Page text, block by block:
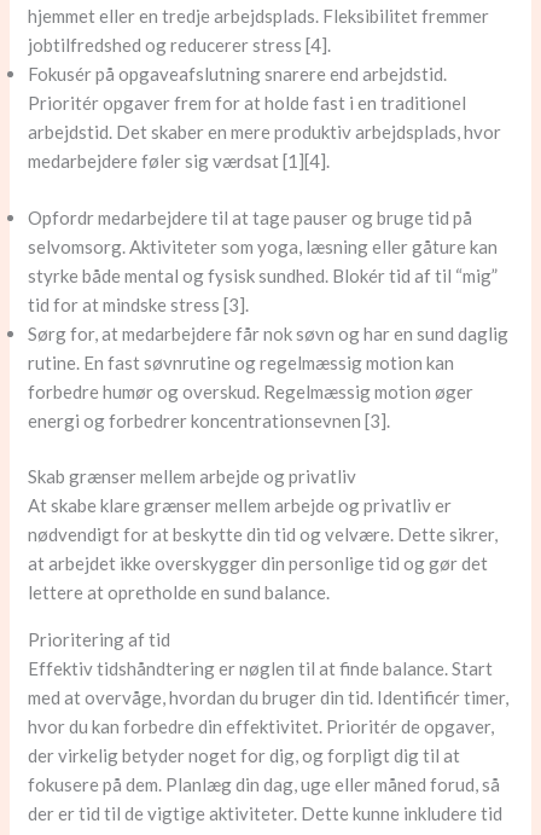
hjemmet eller en tredje arbejdsplads. Fleksibilitet fremmer
jobtilfredshed og reducerer stress [4].
Fokusér på opgaveafslutning snarere end arbejdstid.
Prioritér opgaver frem for at holde fast i en traditionel
arbejdstid. Det skaber en mere produktiv arbejdsplads, hvor
medarbejdere føler sig værdsat [1][4].
Opfordr medarbejdere til at tage pauser og bruge tid på
selvomsorg. Aktiviteter som yoga, læsning eller gåture kan
styrke både mental og fysisk sundhed. Blokér tid af til “mig”
tid for at mindske stress [3].
Sørg for, at medarbejdere får nok søvn og har en sund daglig
rutine. En fast søvnrutine og regelmæssig motion kan
forbedre humør og overskud. Regelmæssig motion øger
energi og forbedrer koncentrationsevnen [3].
Skab grænser mellem arbejde og privatliv
At skabe klare grænser mellem arbejde og privatliv er
nødvendigt for at beskytte din tid og velvære. Dette sikrer,
at arbejdet ikke overskygger din personlige tid og gør det
lettere at opretholde en sund balance.
Prioritering af tid
Effektiv tidshåndtering er nøglen til at finde balance. Start
med at overvåge, hvordan du bruger din tid. Identificér timer,
hvor du kan forbedre din effektivitet. Prioritér de opgaver,
der virkelig betyder noget for dig, og forpligt dig til at
fokusere på dem. Planlæg din dag, uge eller måned forud, så
der er tid til de vigtige aktiviteter. Dette kunne inkludere tid